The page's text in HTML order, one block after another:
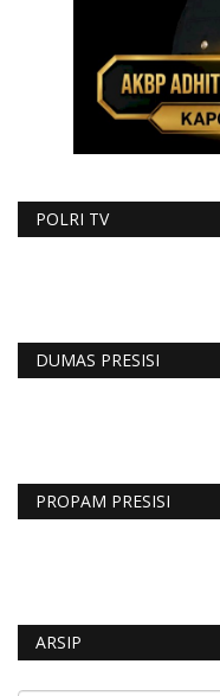
POLRI TV
DUMAS PRESISI
PROPAM PRESISI
ARSIP